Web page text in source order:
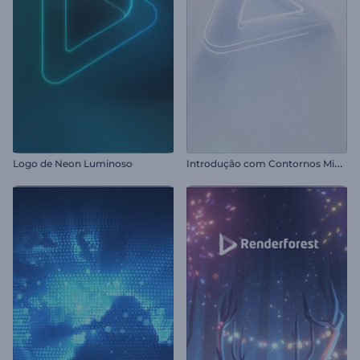
Logo de Neon Luminoso I
ntrodução com Contornos Minimalistas